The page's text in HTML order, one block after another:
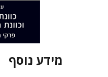
מידע נוסף